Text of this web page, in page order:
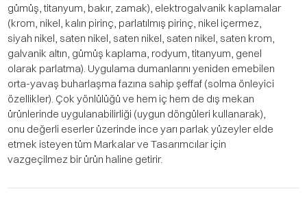
gümüş, titanyum, bakır, zamak), elektrogalvanik kaplamalar
(krom, nikel, kalın pirinç, parlatılmış pirinç, nikel içermez,
siyah nikel, saten nikel, saten nikel, saten nikel, saten krom,
galvanik altın, gümüş kaplama, rodyum, titanyum, genel
olarak parlatma). Uygulama dumanlarını yeniden emebilen
orta-yavaş buharlaşma fazına sahip şeffaf (solma önleyici
özellikler). Çok yönlülüğü ve hem iç hem de dış mekan
ürünlerinde uygulanabilirliği (uygun döngüleri kullanarak),
onu değerli eserler üzerinde ince yarı parlak yüzeyler elde
etmek isteyen tüm Markalar ve Tasarımcılar için
vazgeçilmez bir ürün haline getirir.